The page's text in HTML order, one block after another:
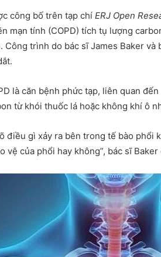
công bố trên tạp chí ERJ Open
mạn tính (COPD) tích tụ lượng
Công trình do bác sĩ James Baker
là căn bệnh phức tạp, liên quan
từ khói thuốc lá hoặc không khí ô
điều gì xảy ra bên trong tế bào phổi
vệ của phổi hay không”, bác sĩ